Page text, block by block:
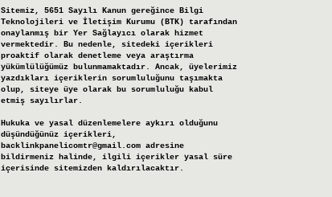
Sitemiz, 5651 Sayılı Kanun gereğince Bilgi
Teknolojileri ve İletişim Kurumu (BTK) tarafından
onaylanmış bir Yer Sağlayıcı olarak hizmet
vermektedir. Bu nedenle, sitedeki içerikleri
proaktif olarak denetleme veya araştırma
yükümlülüğümüz bulunmamaktadır. Ancak, üyelerimiz
yazdıkları içeriklerin sorumluluğunu taşımakta
olup, siteye üye olarak bu sorumluluğu kabul
etmiş sayılırlar.
Hukuka ve yasal düzenlemelere aykırı olduğunu
düşündüğünüz içerikleri,
backlinkpanelicomtr@gmail.comadresine
bildirmeniz halinde, ilgili içerikler yasal süre
içerisinde sitemizden kaldırılacaktır.